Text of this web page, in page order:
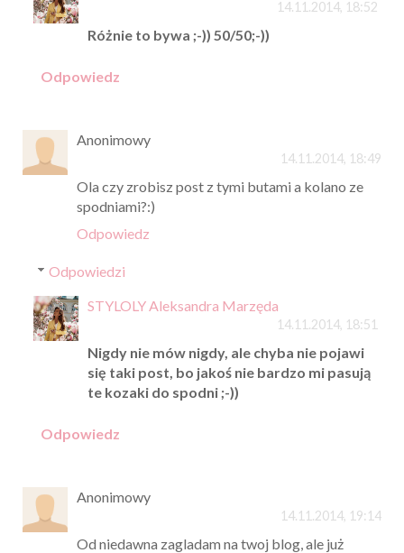
14.11.2014, 18:52
Różnie to bywa ;-)) 50/50;-))
Odpowiedz
Anonimowy
14.11.2014, 18:49
Ola czy zrobisz post z tymi butami a kolano ze
spodniami?:)
Odpowiedz
Odpowiedzi
STYLOLY Aleksandra Marzęda
14.11.2014, 18:51
Nigdy nie mów nigdy, ale chyba nie pojawi
się taki post, bo jakoś nie bardzo mi pasują
te kozaki do spodni ;-))
Odpowiedz
Anonimowy
14.11.2014, 19:14
Od niedawna zagladam na twoj blog, ale już